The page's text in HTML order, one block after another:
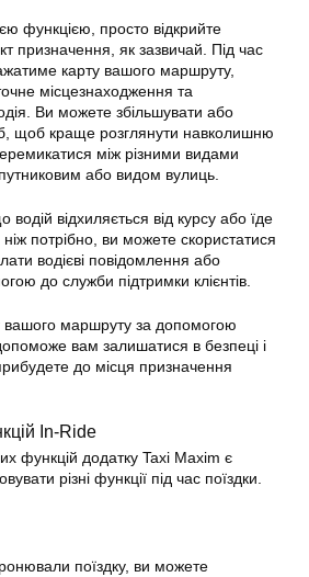
функцією, просто відкрийте
призначення, як зазвичай. Під час
карту вашого маршруту,
місцезнаходження та
Ви можете збільшувати або
щоб краще розглянути навколишню
між різними видами
або видом вулиць.
відхиляється від курсу або їде
потрібно, ви можете скористатися
водієві повідомлення або
до служби підтримки клієнтів.
вашого маршруту за допомогою
вам залишатися в безпеці і
до місця призначення
In-Ride
функцій додатку Taxi Maxim є
різні функції під час поїздки.
поїздку, ви можете